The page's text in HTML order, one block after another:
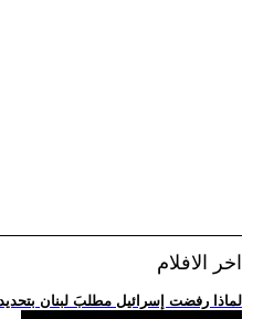
اخر الافلام
.. لماذا رفضت إسرائيل مطلبَ لبنان